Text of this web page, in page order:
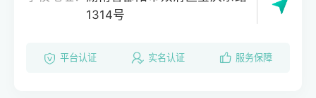
1314号
平台认证 实名认证 服务保障